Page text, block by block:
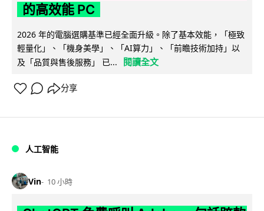
的高效能 PC
2026 年的電腦選購基準已經全面升級。除了基本效能，「極致
輕量化」、「機身美學」、「AI算力」、「前瞻技術加持」以
及「品質與售後服務」 已...
閱讀全文
分享
人工智能
Vin 10 小時